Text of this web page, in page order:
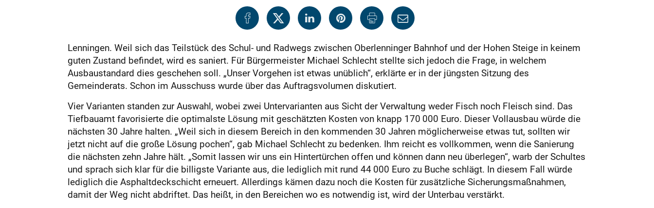
Lenningen. Weil sich das Teilstück des Schul- und Radwegs zwischen Oberlenninger Bahnhof und der Hohen Steige in keinem
guten Zustand befindet, wird es saniert. Für Bürgermeister Michael Schlecht stellte sich jedoch die Frage, in welchem
Ausbaustandard dies geschehen soll. „Unser Vorgehen ist etwas unüblich“, erklärte er in der jüngsten Sitzung des
Gemeinderats. Schon im Ausschuss wurde über das Auftragsvolumen diskutiert.
Vier Varianten standen zur Auswahl, wobei zwei Untervarianten aus Sicht der Verwaltung weder Fisch noch Fleisch sind. Das
Tiefbauamt favorisierte die optimalste Lösung mit geschätzten Kosten von knapp 170 000 Euro. Dieser Vollausbau würde die
nächsten 30 Jahre halten. „Weil sich in diesem Bereich in den kommenden 30 Jahren möglicherweise etwas tut, sollten wir
jetzt nicht auf die große Lösung pochen“, gab Michael Schlecht zu bedenken. Ihm reicht es vollkommen, wenn die Sanierung
die nächsten zehn Jahre hält. „Somit lassen wir uns ein Hintertürchen offen und können dann neu überlegen“, warb der Schultes
und sprach sich klar für die billigste Variante aus, die lediglich mit rund 44 000 Euro zu Buche schlägt. In diesem Fall würde
lediglich die Asphaltdeckschicht erneuert. Allerdings kämen dazu noch die Kosten für zusätzliche Sicherungsmaßnahmen,
damit der Weg nicht abdriftet. Das heißt, in den Bereichen wo es notwendig ist, wird der Unterbau verstärkt.